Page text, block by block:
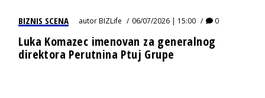
BIZNIS SCENA autorBIZLife 06/07/2026 | 15:00 0
Luka Komazec imenovan za generalnog
direktora Perutnina Ptuj Grupe